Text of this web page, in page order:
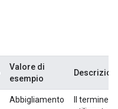
Valore di
esempio
Abbigliamento
Il termine